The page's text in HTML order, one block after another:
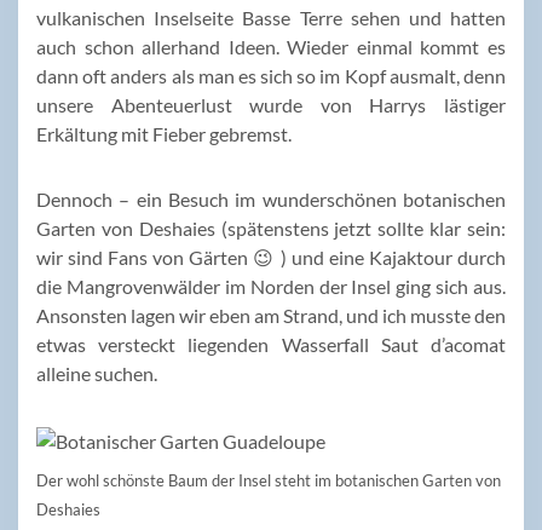
vulkanischen Inselseite Basse Terre sehen und hatten
auch schon allerhand Ideen. Wieder einmal kommt es
dann oft anders als man es sich so im Kopf ausmalt, denn
unsere Abenteuerlust wurde von Harrys lästiger
Erkältung mit Fieber gebremst.
Dennoch – ein Besuch im wunderschönen botanischen
Garten von Deshaies (spätenstens jetzt sollte klar sein:
wir sind Fans von Gärten 😉 ) und eine Kajaktour durch
die Mangrovenwälder im Norden der Insel ging sich aus.
Ansonsten lagen wir eben am Strand, und ich musste den
etwas versteckt liegenden Wasserfall Saut d’acomat
alleine suchen.
Der wohl schönste Baum der Insel steht im botanischen Garten von
Deshaies